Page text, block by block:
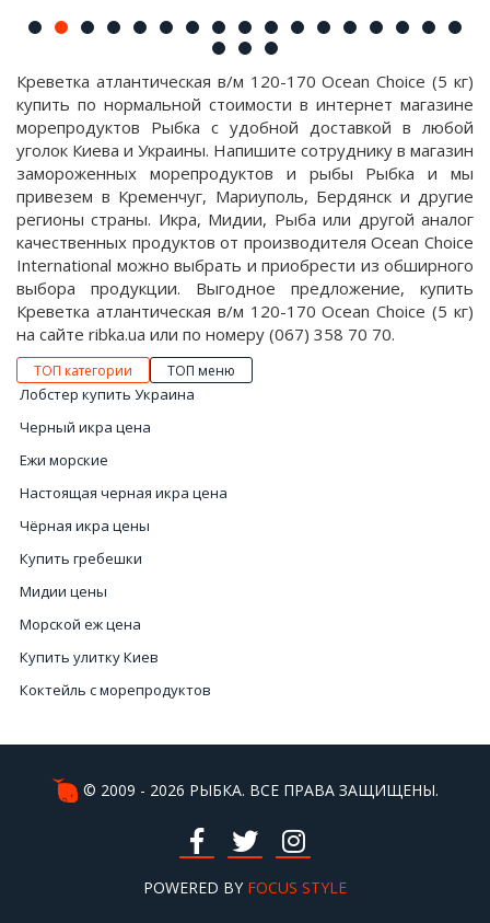
Креветка атлантическая в/м 120-170 Ocean Choice (5 кг)
купить по нормальной стоимости в интернет магазине
морепродуктов Рыбка с удобной доставкой в любой
уголок Киева и Украины. Напишите сотруднику в магазин
замороженных морепродуктов и рыбы Рыбка и мы
привезем в Кременчуг, Мариуполь, Бердянск и другие
регионы страны. Икра, Мидии, Рыба или другой аналог
качественных продуктов от производителя Ocean Choice
International можно выбрать и приобрести из обширного
выбора продукции. Выгодное предложение, купить
Креветка атлантическая в/м 120-170 Ocean Choice (5 кг)
на сайте ribka.ua или по номеру (067) 358 70 70.
ТОП категории ТОП меню
Лобстер купить Украина
Черный икра цена
Ежи морские
Настоящая черная икра цена
Чёрная икра цены
Купить гребешки
Мидии цены
Морской еж цена
Купить улитку Киев
Коктейль с морепродуктов
Вяленая и сушеная рыба
© 2009 - 2026 РЫБКА. ВСЕ ПРАВА ЗАЩИЩЕНЫ.
POWERED BY FOCUS STYLE